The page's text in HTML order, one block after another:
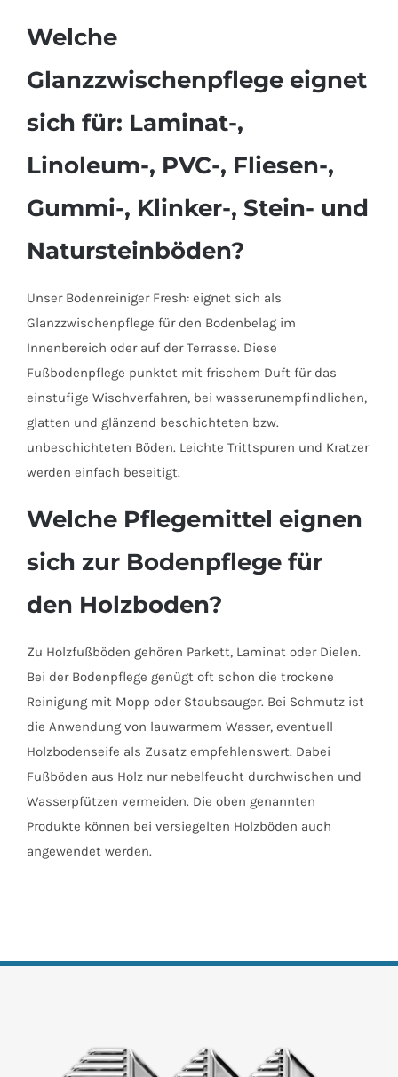
Welche
Glanzzwischenpflege eignet
sich für: Laminat-,
Linoleum-, PVC-, Fliesen-,
Gummi-, Klinker-, Stein- und
Natursteinböden?
Unser Bodenreiniger Fresh: eignet sich als
Glanzzwischenpflege für den Bodenbelag im
Innenbereich oder auf der Terrasse. Diese
Fußbodenpflege punktet mit frischem Duft für das
einstufige Wischverfahren, bei wasserunempfindlichen,
glatten und glänzend beschichteten bzw.
unbeschichteten Böden. Leichte Trittspuren und Kratzer
werden einfach beseitigt.
Welche Pflegemittel eignen
sich zur Bodenpflege für
den Holzboden?
Zu Holzfußböden gehören Parkett, Laminat oder Dielen.
Bei der Bodenpflege genügt oft schon die trockene
Reinigung mit Mopp oder Staubsauger. Bei Schmutz ist
die Anwendung von lauwarmem Wasser, eventuell
Holzbodenseife als Zusatz empfehlenswert. Dabei
Fußböden aus Holz nur nebelfeucht durchwischen und
Wasserpfützen vermeiden. Die oben genannten
Produkte können bei versiegelten Holzböden auch
angewendet werden.